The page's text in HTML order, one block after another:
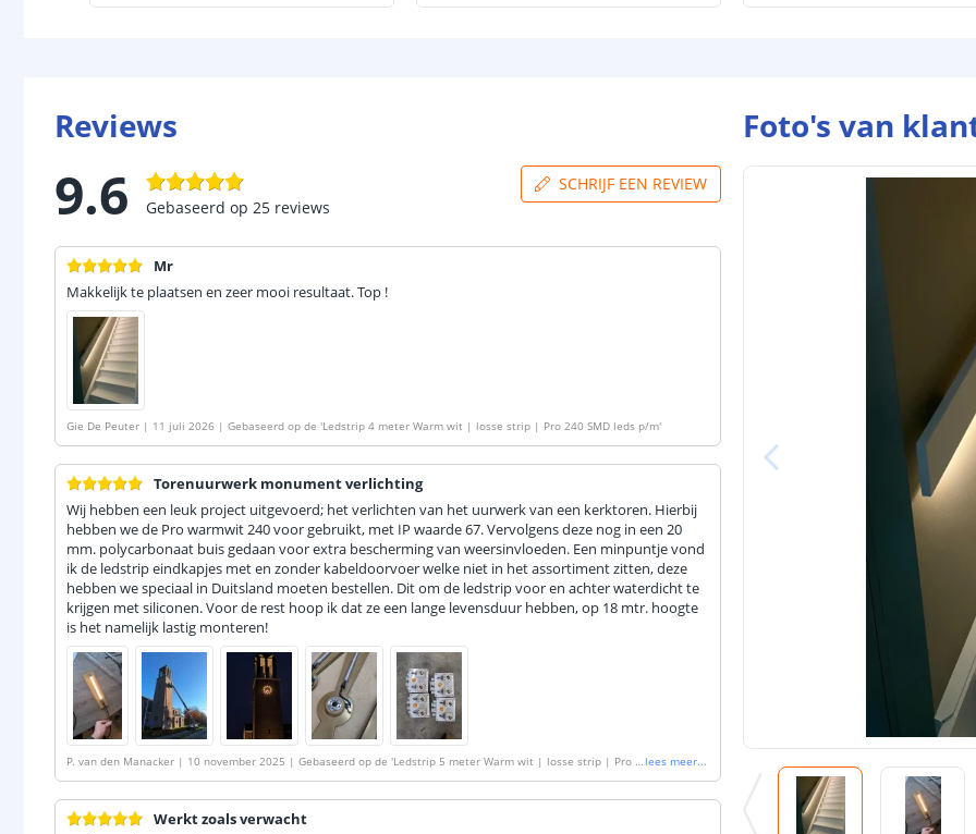
Dikte led strip
Aansluiting
Reviews
9.6 Gebaseerd op 25 reviews
SCHRIJF EEN REVIEW
Mr
Makkelijk te plaatsen en zeer mooi resultaat. Top !
Gie De Peuter | 11 juli 2026 | Gebaseerd op de 'Ledstrip 4 meter Warm wit | losse strip | Pro 240 SMD leds p/m'
Torenuurwerk monument verlichting
Wij hebben een leuk project uitgevoerd; het verlichten van het uurwerk van een kerktoren. Hierbij
hebben we de Pro warmwit 240 voor gebruikt, met IP waarde 67. Vervolgens deze nog in een 20
mm. polycarbonaat buis gedaan voor extra bescherming van weersinvloeden. Een minpuntje vond
ik de ledstrip eindkapjes met en zonder kabeldoorvoer welke niet in het assortiment zitten, deze
hebben we speciaal in Duitsland moeten bestellen. Dit om de ledstrip voor en achter waterdicht te
krijgen met siliconen. Voor de rest hoop ik dat ze een lange levensduur hebben, op 18 mtr. hoogte
is het namelijk lastig monteren!
P. van den Manacker | 10 november 2025 | Gebaseerd op de 'Ledstrip 5 meter Warm wit | losse strip | Pro 2
40 SMD leds p/m'
lees meer...
Werkt zoals verwacht
Foto's van